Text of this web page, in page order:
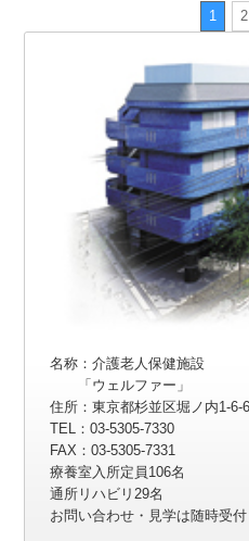
1
2
名称：介護老人保健施設
「ウェルファー」
住所：東京都杉並区堀ノ内1-6-6
TEL：03-5305-7330
FAX：03-5305-7331
療養室入所定員106名
通所リハビリ29名
お問い合わせ・見学は随時受付